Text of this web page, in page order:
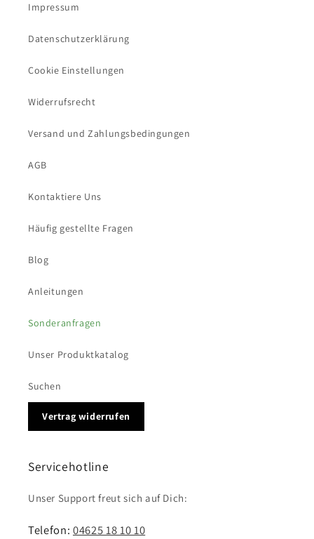
Impressum
Datenschutzerklärung
Cookie Einstellungen
Widerrufsrecht
Versand und Zahlungsbedingungen
AGB
Kontaktiere Uns
Häufig gestellte Fragen
Blog
Anleitungen
Sonderanfragen
Unser Produktkatalog
Suchen
Vertrag widerrufen
Servicehotline
Unser Support freut sich auf Dich:
Telefon: 04625 18 10 10